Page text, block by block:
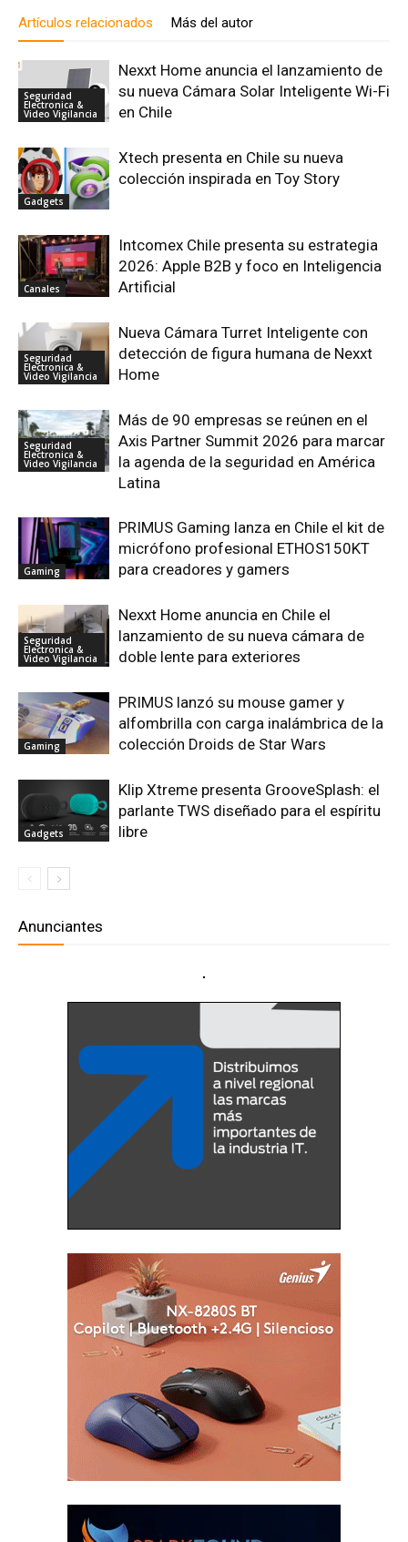
Artículos relacionados Más del autor
Seguridad
Electronica &
Video Vigilancia
Nexxt Home anuncia el lanzamiento de
su nueva Cámara Solar Inteligente Wi-Fi
en Chile
Gadgets
Xtech presenta en Chile su nueva
colección inspirada en Toy Story
Canales
Intcomex Chile presenta su estrategia
2026: Apple B2B y foco en Inteligencia
Artificial
Seguridad
Electronica &
Video Vigilancia
Nueva Cámara Turret Inteligente con
detección de figura humana de Nexxt
Home
Seguridad
Electronica &
Video Vigilancia
Más de 90 empresas se reúnen en el
Axis Partner Summit 2026 para marcar
la agenda de la seguridad en América
Latina
Gaming
PRIMUS Gaming lanza en Chile el kit de
micrófono profesional ETHOS150KT
para creadores y gamers
Seguridad
Electronica &
Video Vigilancia
Nexxt Home anuncia en Chile el
lanzamiento de su nueva cámara de
doble lente para exteriores
Gaming
PRIMUS lanzó su mouse gamer y
alfombrilla con carga inalámbrica de la
colección Droids de Star Wars
Gadgets
Klip Xtreme presenta GrooveSplash: el
parlante TWS diseñado para el espíritu
libre
Anunciantes